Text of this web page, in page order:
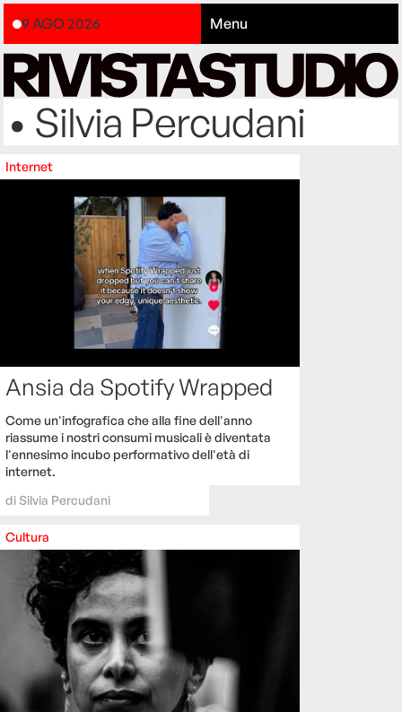
9 AGO 2026 Menu
• Silvia Percudani
Internet
Ansia da Spotify Wrapped
Come un'infografica che alla fine dell'anno
riassume i nostri consumi musicali è diventata
l'ennesimo incubo performativo dell'età di
internet.
diSilvia Percudani
Cultura